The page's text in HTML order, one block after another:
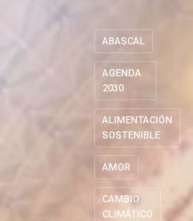
ABASCAL
AGENDA
2030
ALIMENTACIÓN
SOSTENIBLE
AMOR
CAMBIO
CLIMÁTICO